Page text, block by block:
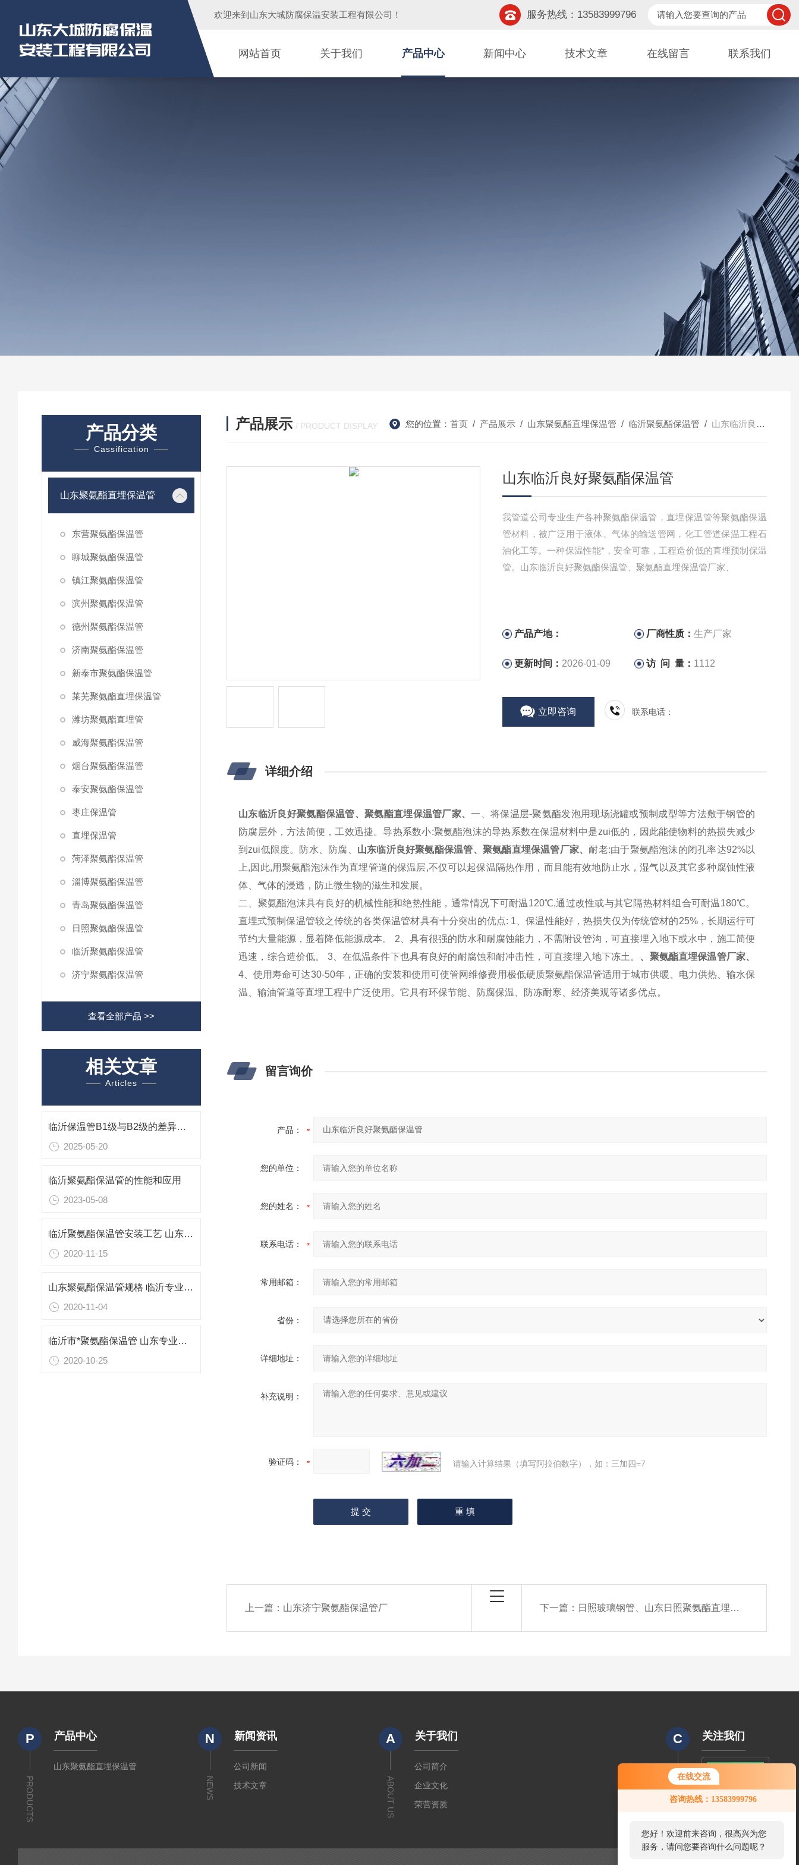
在线交流
咨询热线：13583999796
您好！欢迎前来咨询，很高兴为您
服务，请问您要咨询什么问题呢？
欢迎来到 山东大城防腐保温安装工程有限公司 ！ 服务热线：13583999796
网站首页 关于我们 产品中心 新闻中心 技术文章 在线留言 联系我们
产品分类
Cassification
山东聚氨酯直埋保温管
东营聚氨酯保温管
聊城聚氨酯保温管
镇江聚氨酯保温管
滨州聚氨酯保温管
德州聚氨酯保温管
济南聚氨酯保温管
新泰市聚氨酯保温管
莱芜聚氨酯直埋保温管
潍坊聚氨酯直埋管
威海聚氨酯保温管
烟台聚氨酯保温管
泰安聚氨酯保温管
枣庄保温管
直埋保温管
菏泽聚氨酯保温管
淄博聚氨酯保温管
青岛聚氨酯保温管
日照聚氨酯保温管
临沂聚氨酯保温管
济宁聚氨酯保温管
查看全部产品 >>
相关文章
Articles
临沂保温管B1级与B2级的差异解析与应用考量
2025-05-20
临沂聚氨酯保温管的性能和应用
2023-05-08
临沂聚氨酯保温管安装工艺 山东保温管生产厂家
2020-11-15
山东聚氨酯保温管规格 临沂专业防腐保温材料
2020-11-04
临沂市*聚氨酯保温管 山东专业防腐保温材料
2020-10-25
产品展示 / PRODUCT DISPLAY 您的位置： 首页/ 产品展示/ 山东聚氨酯直埋保温管 / 临沂聚氨酯保温管 / 山东临沂良好聚氨酯保温管
山东临沂良好聚氨酯保温管
我管道公司专业生产各种聚氨酯保温管，直埋保温管等聚氨酯保温
管材料，被广泛用于液体、气体的输送管网，化工管道保温工程石
油化工等。一种保温性能*，安全可靠，工程造价低的直埋预制保温
管。山东临沂良好聚氨酯保温管、聚氨酯直埋保温管厂家、
产品产地： 厂商性质：生产厂家
更新时间： 2026-01-09 访 问 量： 1112
立即咨询 联系电话：
详细介绍
山东临沂良好聚氨酯保温管、聚氨酯直埋保温管厂家、一、将保温层-聚氨酯发泡用现场浇罐或预制成型等方法敷于钢管的
防腐层外，方法简便，工效迅捷。导热系数小:聚氨酯泡沫的导热系数在保温材料中是zui低的，因此能使物料的热损失减少
到zui低限度。防水、防腐、 山东临沂良好聚氨酯保温管、聚氨酯直埋保温管厂家、 耐老:由于聚氨酯泡沫的闭孔率达92%以
上,因此,用聚氨酯泡沫作为直埋管道的保温层,不仅可以起保温隔热作用，而且能有效地防止水，湿气以及其它多种腐蚀性液
体、气体的浸透，防止微生物的滋生和发展。
二、聚氨酯泡沫具有良好的机械性能和绝热性能，通常情况下可耐温120℃,通过改性或与其它隔热材料组合可耐温180℃。
直埋式预制保温管较之传统的各类保温管材具有十分突出的优点: 1、保温性能好，热损失仅为传统管材的25%，长期运行可
节约大量能源，显着降低能源成本。 2、具有很强的防水和耐腐蚀能力，不需附设管沟，可直接埋入地下或水中，施工简便
迅速，综合造价低。 3、在低温条件下也具有良好的耐腐蚀和耐冲击性，可直接埋入地下冻土 。 、聚氨酯直埋保温管厂家、
4、使用寿命可达30-50年，正确的安装和使用可使管网维修费用极低硬质聚氨酯保温管适用于城市供暖、电力供热、输水保
温、输油管道等直埋工程中广泛使用。它具有环保节能、防腐保温、防冻耐寒、经济美观等诸多优点。
留言询价
产品：
您的单位：
您的姓名：
联系电话：
常用邮箱：
省份：
详细地址：
补充说明：
验证码： 请输入计算结果（填写阿拉伯数字），如：三加四=7
上一篇： 山东济宁聚氨酯保温管厂 下一篇： 日照玻璃钢管、山东日照聚氨酯直埋钢管
P
PRODUCTS
产品中心
山东聚氨酯直埋保温管
N
NEWS
新闻资讯
公司新闻
技术文章
A
ABOUT US
关于我们
公司简介
企业文化
荣营资质
C
CODE
关注我们